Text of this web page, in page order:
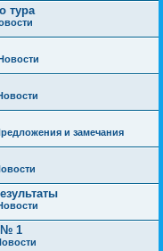
тура
и замечания
1